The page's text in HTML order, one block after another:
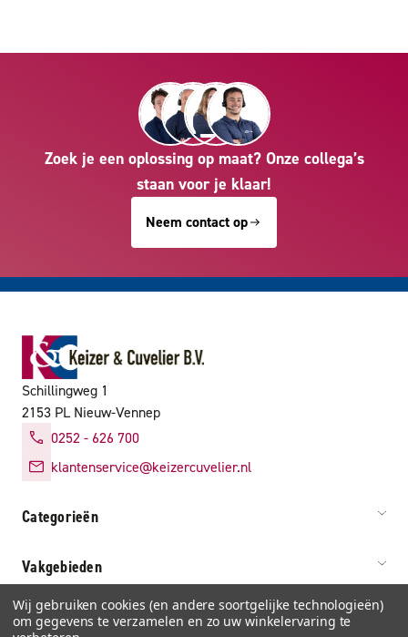
Zoek je een oplossing op maat? Onze collega’s
staan voor je klaar!
Neem contact op
Schillingweg 1
2153 PL Nieuw-Vennep
0252 - 626 700
klantenservice@keizercuvelier.nl
Categorieën
Vakgebieden
Service & info
Wij gebruiken cookies (en andere soortgelijke technologieën)
om gegevens te verzamelen en zo uw winkelervaring te